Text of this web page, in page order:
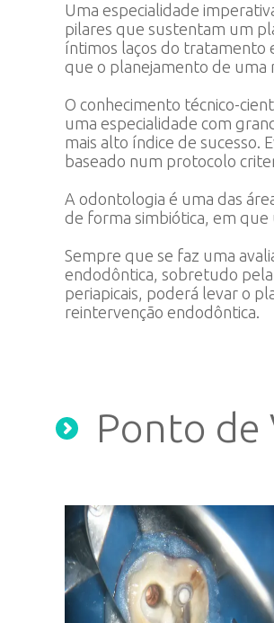
Uma especialidade
pilares que sustentam um
íntimos laços do tratamento
que o planejamento de uma
O conhecimento técnico-
uma especialidade com
mais alto índice de sucesso.
baseado num protocolo
A odontologia é uma das
de forma simbiótica, em
Sempre que se faz uma
endodôntica, sobretudo
periapicais, poderá levar o
reintervenção endodôntica.
Ponto de